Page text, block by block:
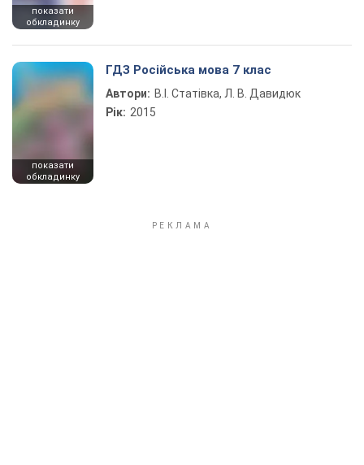
показати
обкладинку
показати
обкладинку
ГДЗ Російська мова 7 клас
Автори:
В.І. Статівка, Л. В. Давидюк
Рік: 2015